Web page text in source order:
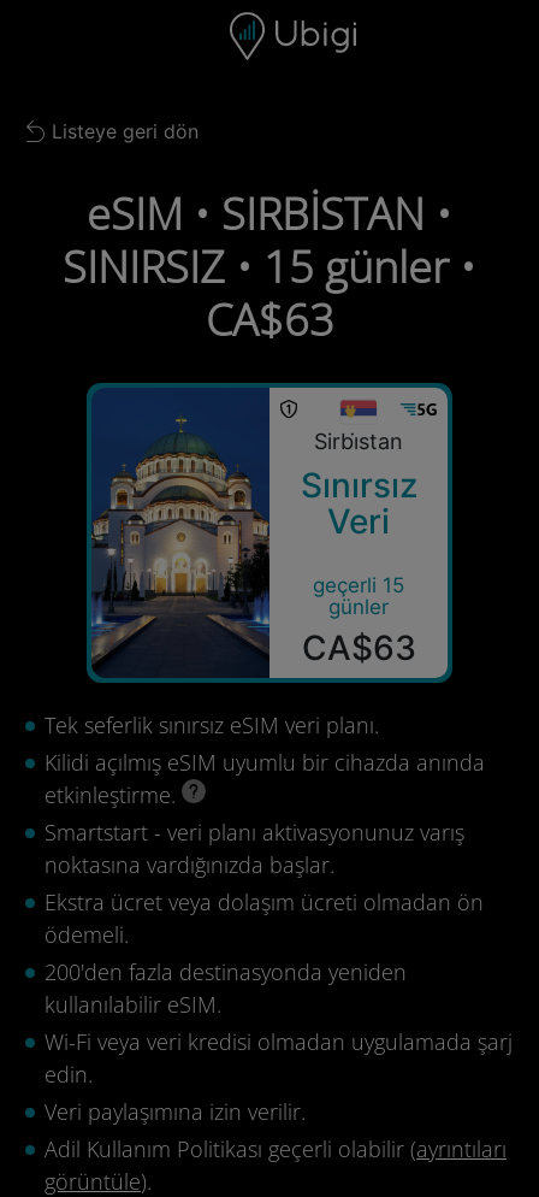
Gezinme çubuğu Alt bilgi
Back to list
Listeye geri dön
eSIM • SIRBİSTAN •
SINIRSIZ • 15 günler •
CA$63
Sirbi̇stan
Sınırsız
Veri
geçerli 15
günler
CA$63
Tek seferlik sınırsız eSIM veri planı.
Kilidi açılmış eSIM uyumlu bir cihazda anında
etkinleştirme.
Smartstart - veri planı aktivasyonunuz varış
noktasına vardığınızda başlar.
Ekstra ücret veya dolaşım ücreti olmadan ön
ödemeli.
200'den fazla destinasyonda yeniden
kullanılabilir eSIM.
Wi-Fi veya veri kredisi olmadan uygulamada şarj
edin.
Veri paylaşımına izin verilir.
Adil Kullanım Politikası geçerli olabilir (ayrıntıları
görüntüle).